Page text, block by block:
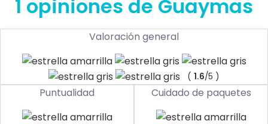
1 opiniones de Guaymas
Valoración general
( 1.6/5 )
Puntualidad Cuidado de paquetes